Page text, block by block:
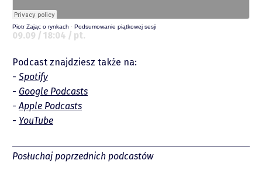
Zastrzeżenie
Współpraca
Wsparcie
Piotr Zając o rynkach · Podsumowanie piątkowej sesji
09.09 / 18:04 / pt.
Podcast znajdziesz także na:
Spotify
Google Podcasts
Apple Podcasts
YouTube
Posłuchaj poprzednich podcastów